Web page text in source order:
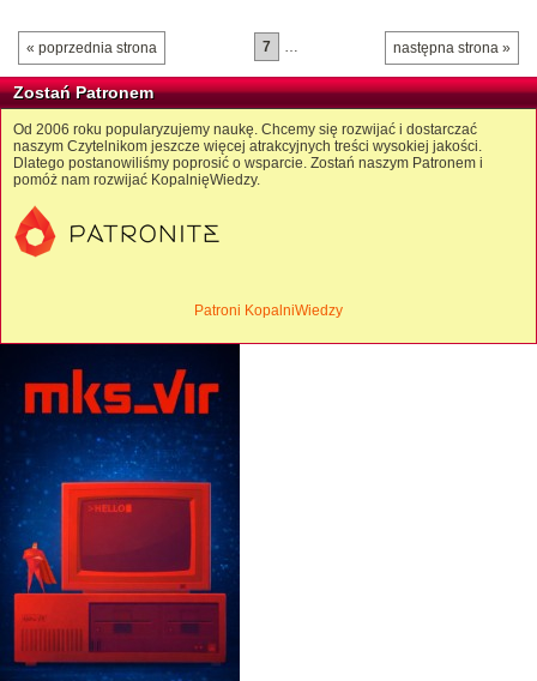
« poprzednia strona następna strona »
7 …
Zostań Patronem
Od 2006 roku popularyzujemy naukę. Chcemy się rozwijać i dostarczać
naszym Czytelnikom jeszcze więcej atrakcyjnych treści wysokiej jakości.
Dlatego postanowiliśmy poprosić o wsparcie. Zostań naszym Patronem i
pomóż nam rozwijać KopalnięWiedzy.
Patroni KopalniWiedzy